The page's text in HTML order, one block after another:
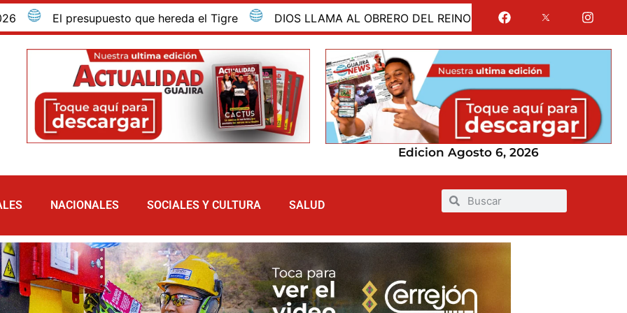
El presupuesto que hereda el Tigre DIOS LLAMA AL OBRERO DEL REINO DE LOS CIELOS Hallan
Edicion Agosto 6, 2026
NACIONALES SOCIALES Y CULTURA SALUD